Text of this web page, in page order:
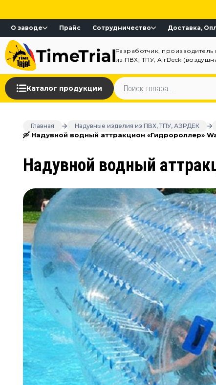
О заводе Прайс Сотрудничество Доставка,
Разработчик, производитель
из ПВХ, ТПУ, AirDeck
Каталог продукции
Главная Надувные изделия из ПВХ, ТПУ, АЭРДЕК
🛶 Надувной водный аттракцион «Гидророллер»
Надувной водный